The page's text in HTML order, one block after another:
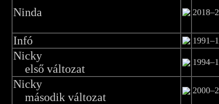
Ninda
Infó
Nicky
első változat
Nicky
második változat